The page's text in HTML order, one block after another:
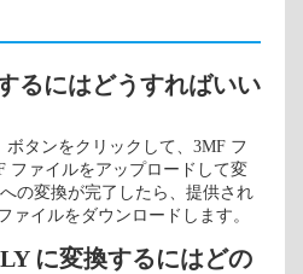
るにはどうすればいい
ボタンをクリックして、3MF フ
ファイルをアップロードして変
の変換が完了したら、提供され
ァイルをダウンロードします。
に変換するにはどの